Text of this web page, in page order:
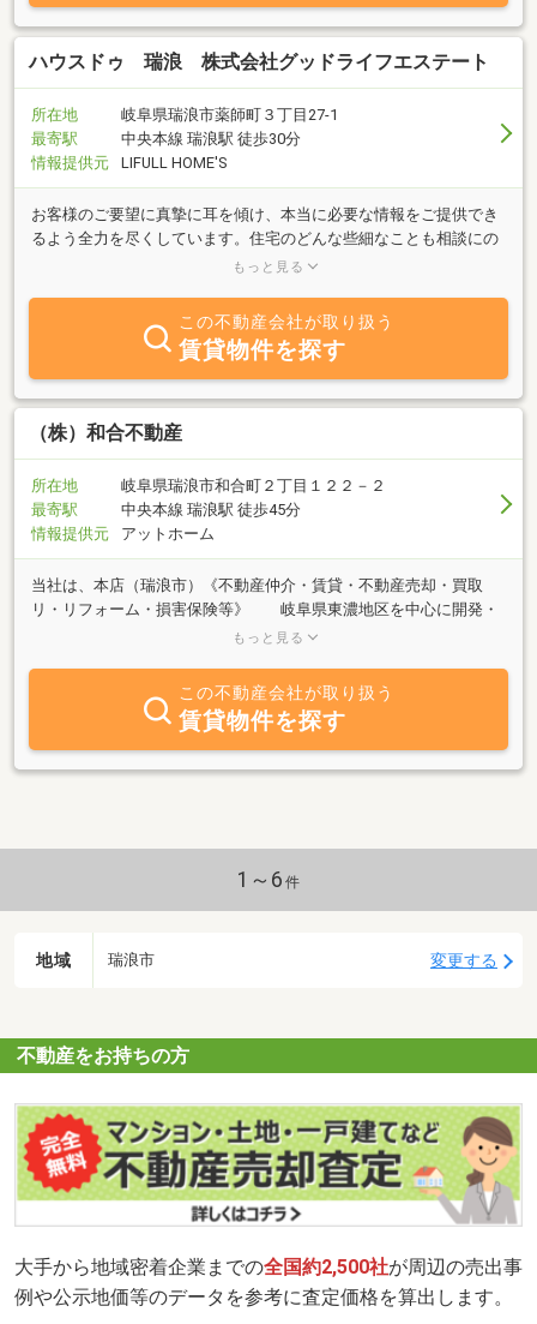
ください。
ハウスドゥ 瑞浪 株式会社グッドライフエステート
所在地
岐阜県瑞浪市薬師町３丁目27-1
最寄駅
中央本線 瑞浪駅 徒歩30分
情報提供元
LIFULL HOME'S
お客様のご要望に真摯に耳を傾け、本当に必要な情報をご提供でき
るよう全力を尽くしています。住宅のどんな些細なことも相談にの
ってもらえる、 ワクワクしながらお家を探せる、そんなお店づくり
もっと見る
この不動産会社が取り扱う
賃貸物件を探す
（株）和合不動産
所在地
岐阜県瑞浪市和合町２丁目１２２－２
最寄駅
中央本線 瑞浪駅 徒歩45分
情報提供元
アットホーム
当社は、本店（瑞浪市）《不動産仲介・賃貸・不動産売却・買取
リ・リフォーム・損害保険等》 岐阜県東濃地区を中心に開発・
造成から買取・売買仲介まで不動産の様々なニーズに対応できるサ
にご相談ください。また、中古住宅や住宅用地などお探しのお客様
が多く、不動産の処分・売却をお考えの際は是非とも当社にご連絡
もっと見る
この不動産会社が取り扱う
賃貸物件を探す
1～6 件
地域 瑞浪市 変更する
不動産をお持ちの方
大手から地域密着企業までの全国約2,500社が周辺の売出事
例や公示地価等のデータを参考に査定価格を算出します。